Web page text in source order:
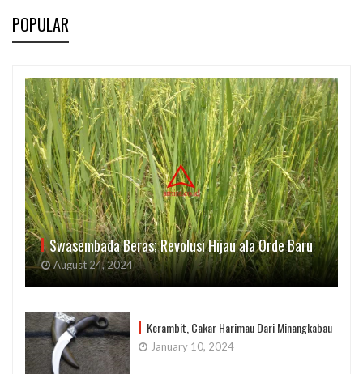
POPULAR
Swasembada Beras; Revolusi Hijau ala Orde Baru
August 24, 2024
Kerambit, Cakar Harimau Dari Minangkabau
January 10, 2024